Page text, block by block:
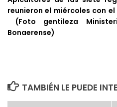
reunieron el miércoles con
(Foto gentileza
Bonaerense)
TAMBIÉN LE PUEDE